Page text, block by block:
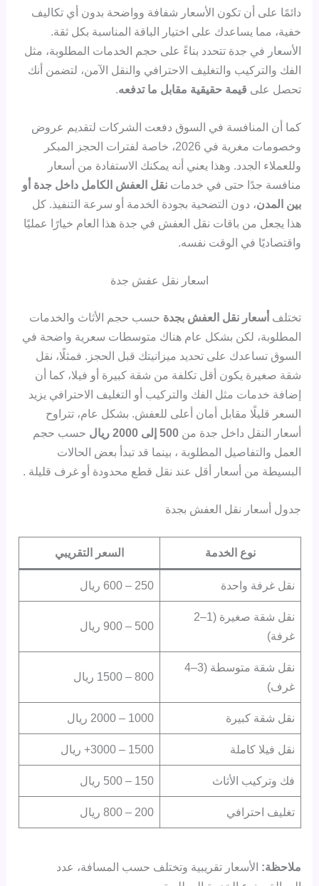
دائمًا على أن تكون الأسعار شفافة وواضحة بدون أي تكاليف
خفية، مما يساعدك على اختيار الباقة المناسبة بكل ثقة.
الأسعار في جدة تتحدد بناءً على حجم الخدمات المطلوبة، مثل
الفك والتركيب والتغليف الاحترافي والنقل الآمن، لتضمن أنك
تحصل على قيمة حقيقية مقابل ما تدفعه
كما أن المنافسة في السوق دفعت الشركات لتقديم عروض
وخصومات مغرية في 2026، خاصة لفترات الحجز المبكر
وللعملاء الجدد. وهذا يعني أنه يمكنك الاستفادة من أسعار
منافسة جدًا حتى في خدماتنقل العفش الكامل داخل جدة أو
بين المدن، دون التضحية بجودة الخدمة أو سرعة التنفيذ. كل
هذا يجعل من باقات نقل العفش في جدة هذا العام خيارًا عمليًا
واقتصاديًا في الوقت نفسه.
اسعار نقل عفش جدة
تختلف أسعار نقل العفش بجدة حسب حجم الأثاث والخدمات
المطلوبة، لكن بشكل عام هناك متوسطات سعرية واضحة في
السوق تساعدك على تحديد ميزانيتك قبل الحجز. فمثلًا، نقل
شقة صغيرة يكون أقل تكلفة من شقة كبيرة أو فيلا، كما أن
إضافة خدمات مثل الفك والتركيب أو التغليف الاحترافي يزيد
السعر قليلًا مقابل أمان أعلى للعفش. بشكل عام، تتراوح
أسعار النقل داخل جدة من500 إلى 2000 ريال
حسب حجم
العمل والتفاصيل المطلوبة ، بينما قد تبدأ بعض الحالات
البسيطة من أسعار أقل عند نقل قطع محدودة أو غرف قليلة .
جدول أسعار نقل العفش بجدة
نوع الخدمة السعر التقريبي
نقل غرفة واحدة 250 – 600 ريال
نقل شقة صغيرة (1–2
غرفة)
500 – 900 ريال
نقل شقة متوسطة (3–4
غرف)
800 – 1500 ريال
نقل شقة كبيرة 1000 – 2000 ريال
نقل فيلا كاملة 1500 – 3000+ ريال
فك وتركيب الأثاث 150 – 500 ريال
تغليف احترافي 200 – 800 ريال
ملاحظة: الأسعار تقريبية وتختلف حسب المسافة، عدد